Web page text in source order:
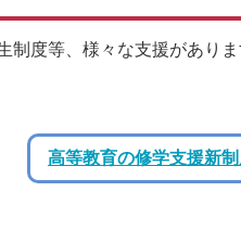
度等、様々な支援があり
高等教育の修学支援新